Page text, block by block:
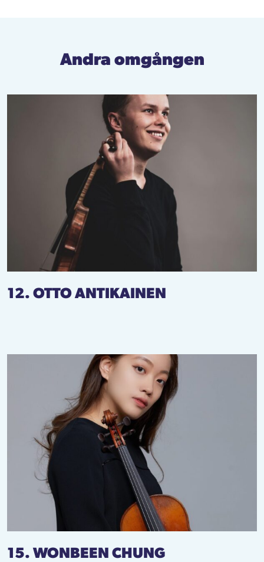
Andra omgången
12. OTTO ANTIKAINEN
15. WONBEEN CHUNG